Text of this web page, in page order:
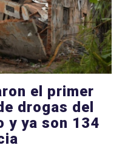
el primer
drogas del
y ya son 134